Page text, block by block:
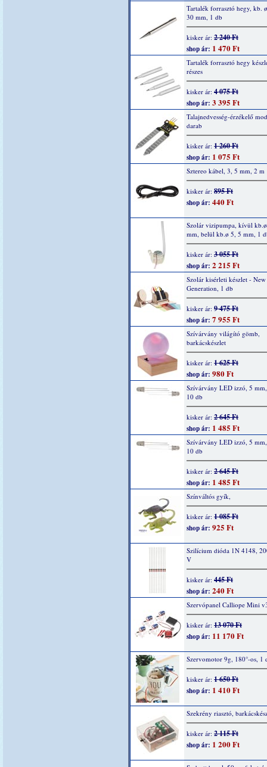
Tartalék forrasztó hegy, kb.
30 mm, 1 db
kisker ár: 2 240 Ft
shop ár: 1 470 Ft
Tartalék forrasztó hegy
részes
kisker ár: 4 075 Ft
shop ár: 3 395 Ft
Talajnedvesség-érzékelő
darab
kisker ár: 1 260 Ft
shop ár: 1 075 Ft
Sztereo kábel, 3, 5 mm, 2 m
kisker ár: 895 Ft
shop ár: 440 Ft
Szolár vizipumpa, kívül
mm, belül kb.ø 5, 5 mm, 1
kisker ár: 3 055 Ft
shop ár: 2 215 Ft
Szolár kisérleti készlet - New
Generation, 1 db
kisker ár: 9 475 Ft
shop ár: 7 955 Ft
Szívárvány világító gömb,
barkácskészlet
kisker ár: 1 625 Ft
shop ár: 980 Ft
Szívárvány LED izzó, 5
10 db
kisker ár: 2 645 Ft
shop ár: 1 485 Ft
Szívárvány LED izzó, 5
10 db
kisker ár: 2 645 Ft
shop ár: 1 485 Ft
Színváltós gyík,
kisker ár: 1 085 Ft
shop ár: 925 Ft
Szilícium dióda 1N 4148,
V
kisker ár: 445 Ft
shop ár: 240 Ft
Szervópanel Calliope Mini
kisker ár: 13 070 Ft
shop ár: 11 170 Ft
Szervomotor 9g, 180°-os, 1
kisker ár: 1 650 Ft
shop ár: 1 410 Ft
Szekrény riasztó,
kisker ár: 2 115 Ft
shop ár: 1 200 Ft